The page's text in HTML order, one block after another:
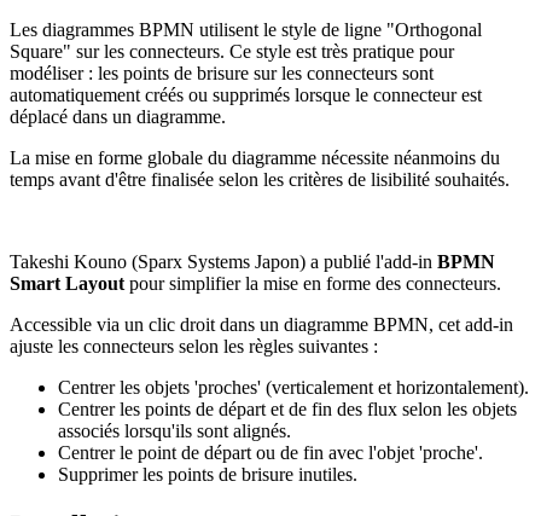
Les diagrammes BPMN utilisent le style de ligne "Orthogonal
Square" sur les connecteurs. Ce style est très pratique pour
modéliser : les points de brisure sur les connecteurs sont
automatiquement créés ou supprimés lorsque le connecteur est
déplacé dans un diagramme.
La mise en forme globale du diagramme nécessite néanmoins du
temps avant d'être finalisée selon les critères de lisibilité souhaités.
Takeshi Kouno (Sparx Systems Japon) a publié l'add-in BPMN
Smart Layout pour simplifier la mise en forme des connecteurs.
Accessible via un clic droit dans un diagramme BPMN, cet add-in
ajuste les connecteurs selon les règles suivantes :
Centrer les objets 'proches' (verticalement et horizontalement).
Centrer les points de départ et de fin des flux selon les objets
associés lorsqu'ils sont alignés.
Centrer le point de départ ou de fin avec l'objet 'proche'.
Supprimer les points de brisure inutiles.